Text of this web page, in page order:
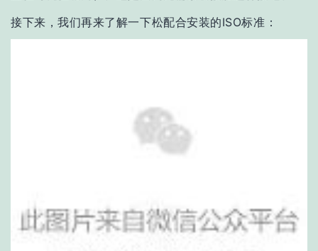
接下来，我们再来了解一下松配合安装的ISO标准：